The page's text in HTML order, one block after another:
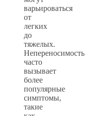
варьироваться
от
легких
до
тяжелых.
Непереносимость
часто
вызывает
более
популярные
симптомы,
такие